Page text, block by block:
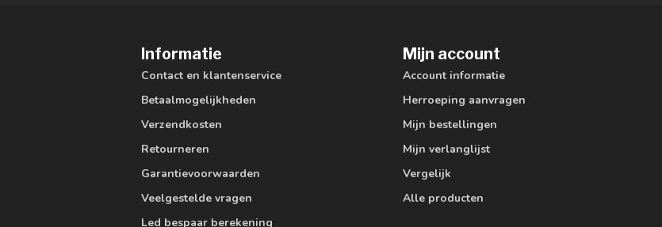
Informatie
Contact en klantenservice
Betaalmogelijkheden
Verzendkosten
Retourneren
Garantievoorwaarden
Veelgestelde vragen
Led bespaar berekening
Mijn account
Account informatie
Herroeping aanvragen
Mijn bestellingen
Mijn verlanglijst
Vergelijk
Alle producten